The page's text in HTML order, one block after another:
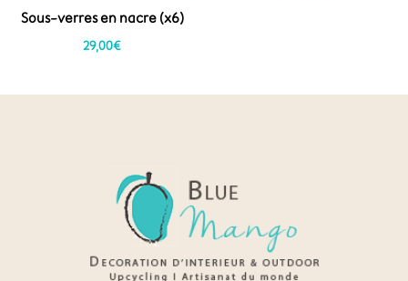
Sous-verres en nacre (x6)
29,00€